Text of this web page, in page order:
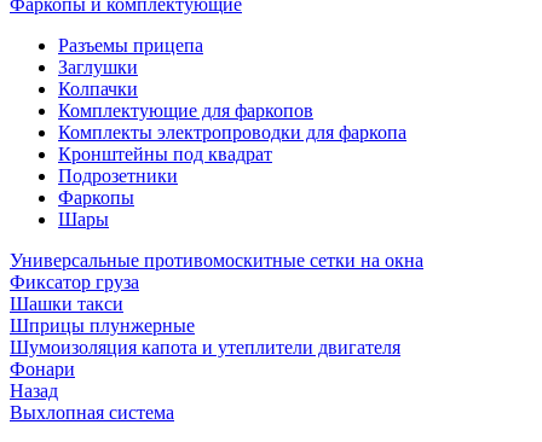
Фаркопы и комплектующие
Разъемы прицепа
Заглушки
Колпачки
Комплектующие для фаркопов
Комплекты электропроводки для фаркопа
Кронштейны под квадрат
Подрозетники
Фаркопы
Шары
Универсальные противомоскитные сетки на окна
Фиксатор груза
Шашки такси
Шприцы плунжерные
Шумоизоляция капота и утеплители двигателя
Фонари
Назад
Выхлопная система